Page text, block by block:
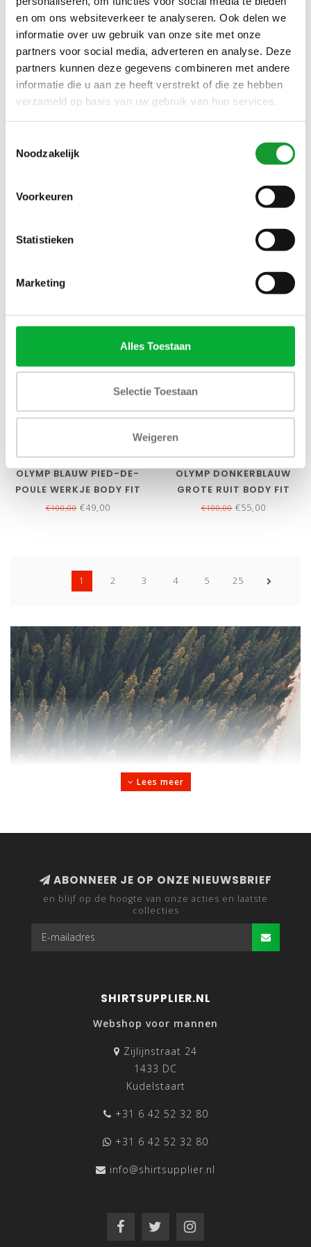
en om ons websiteverkeer te analyseren. Ook delen we
informatie over uw gebruik van onze site met onze
partners voor social media, adverteren en analyse. Deze
partners kunnen deze gegevens combineren met andere
informatie die u aan ze heeft verstrekt of die ze hebben
verzameld op basis van uw gebruik van hun services.
Noodzakelijk
Voorkeuren
Statistieken
Marketing
Alles Toestaan
Selectie Toestaan
Weigeren
MOUWLENGTE 7
SALE-39%
OVERHEMD
SALE-51%
maten
DONKERBLAUW BLAUW
GRAFISCHE PRINT
€49,00
SALE-51%
OLYMP BLAUW PIED-DE-
POULE WERKJE BODY FIT
DYNAMIC FLEX JERSEY 24
€100,00€49,00
SALE-45%
OLYMP DONKERBLAUW
GROTE RUIT BODY FIT
DYNAMIC FLEX JERSEY 24
€100,00€55,00
1 2 3 4 5 25
Shirtsupplier.nl is Olymp. Tot het assortiment van dit
label behoren overhemden, truien en polo’s voor heren.
geschikt voor zowel kantoor als vrije tijd.
Lees meer
ABONNEER JE OP ONZE NIEUWSBRIEF
en blijf op de hoogte van onze acties en laatste
collecties
SHIRTSUPPLIER.NL
Webshop voor mannen
Zijlijnstraat 24
1433 DC
Kudelstaart
+31 6 42 52 32 80
+31 6 42 52 32 80
info@shirtsupplier.nl